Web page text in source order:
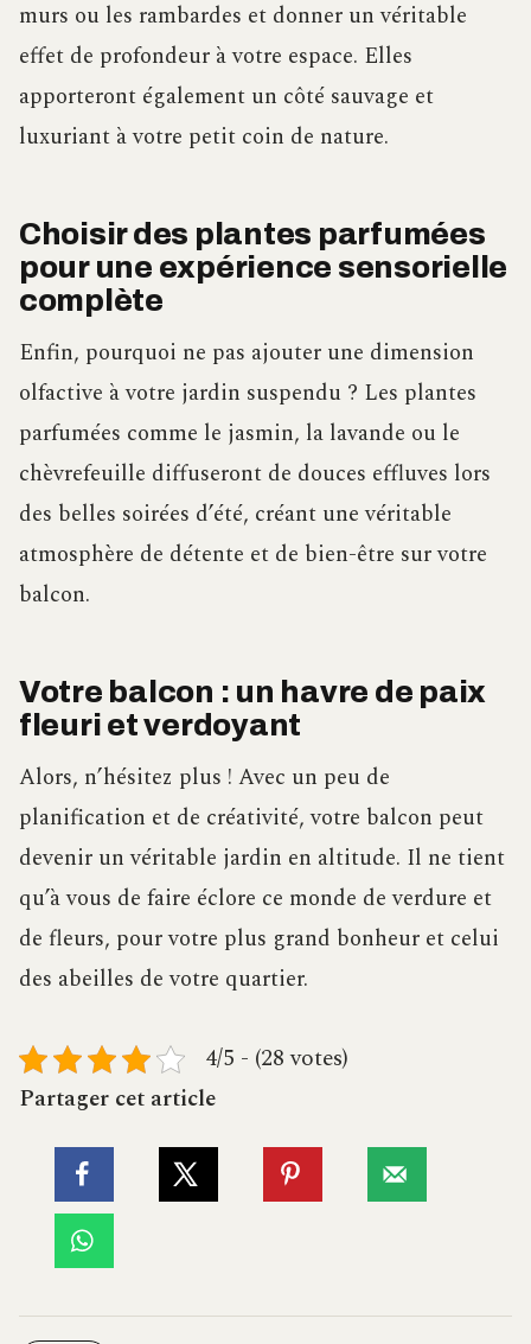
murs ou les rambardes et donner un véritable
effet de profondeur à votre espace. Elles
apporteront également un côté sauvage et
luxuriant à votre petit coin de nature.
Choisir des plantes parfumées
pour une expérience sensorielle
complète
Enfin, pourquoi ne pas ajouter une dimension
olfactive à votre jardin suspendu ? Les plantes
parfumées comme le jasmin, la lavande ou le
chèvrefeuille diffuseront de douces effluves lors
des belles soirées d’été, créant une véritable
atmosphère de détente et de bien-être sur votre
balcon.
Votre balcon : un havre de paix
fleuri et verdoyant
Alors, n’hésitez plus ! Avec un peu de
planification et de créativité, votre balcon peut
devenir un véritable jardin en altitude. Il ne tient
qu’à vous de faire éclore ce monde de verdure et
de fleurs, pour votre plus grand bonheur et celui
des abeilles de votre quartier.
4/5 - (28 votes)
Partager cet article